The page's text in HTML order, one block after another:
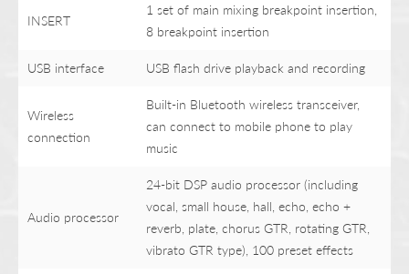
INSERT
1 set of main mixing breakpoint insertion,
8 breakpoint insertion
USB interface USB flash drive playback and recording
Wireless
connection
Built-in Bluetooth wireless transceiver,
can connect to mobile phone to play
music
Audio processor
24-bit DSP audio processor (including
vocal, small house, hall, echo, echo +
reverb, plate, chorus GTR, rotating GTR,
vibrato GTR type), 100 preset effects